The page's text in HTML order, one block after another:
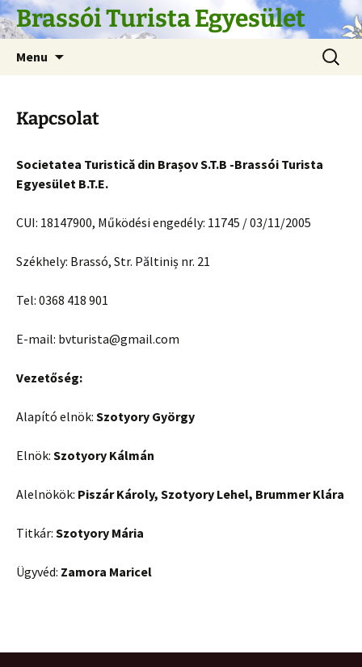
Skip
to Brassói Turista Egyesület
Menu
Search
for:
Kapcsolat
Societatea Turistică din Brașov S.T.B -Brassói Turista
Egyesület B.T.E.
CUI: 18147900, Működési engedély: 11745 / 03/11/2005
Székhely: Brassó, Str. Păltiniș nr. 21
Tel: 0368 418 901
E-mail: bvturista@gmail.com
Vezetőség:
Alapító elnök: Szotyory György
Elnök: Szotyory Kálmán
Alelnökök: Piszár Károly, Szotyory Lehel, Brummer Klára
Titkár: Szotyory Mária
Ügyvéd: Zamora Maricel